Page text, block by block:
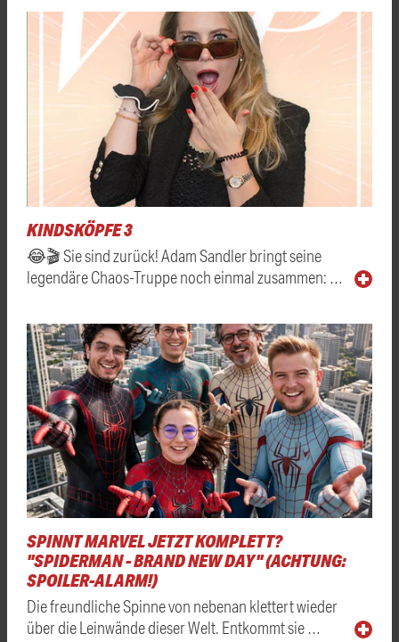
KINDSKÖPFE 3
😂🎬 Sie sind zurück! Adam Sandler bringt seine
legendäre Chaos-Truppe noch einmal zusammen: …
SPINNT MARVEL JETZT KOMPLETT?
"SPIDERMAN - BRAND NEW DAY" (ACHTUNG:
SPOILER-ALARM!)
Die freundliche Spinne von nebenan klettert wieder
über die Leinwände dieser Welt. Entkommt sie …